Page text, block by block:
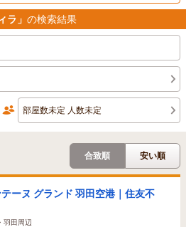
ラ」 の検索結果
部屋数未定 人数未定
合致順 安い順
ーヌ グランド 羽田空港｜住友不
羽田周辺